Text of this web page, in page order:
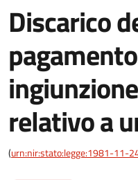
Discarico
relativo a
(urn:nir:stato:legge:1981-11-